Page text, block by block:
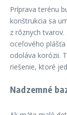
Príprava terénu
konštrukcia sa
z rôznych
oceľového
odoláva korózii.
riešenie, ktoré
Nadzemné